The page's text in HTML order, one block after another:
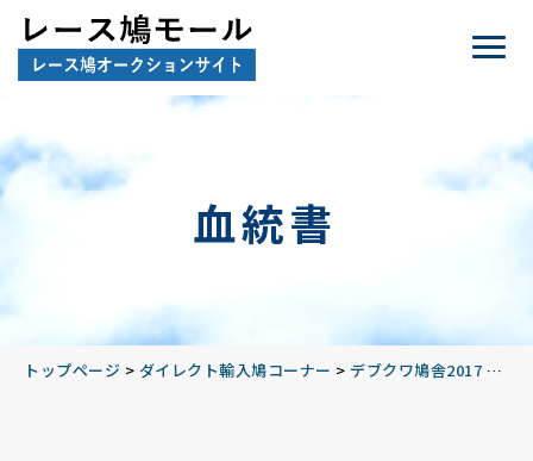
血統書
トップページ > ダイレクト輸入鳩コーナー > デブクワ鳩舎2017